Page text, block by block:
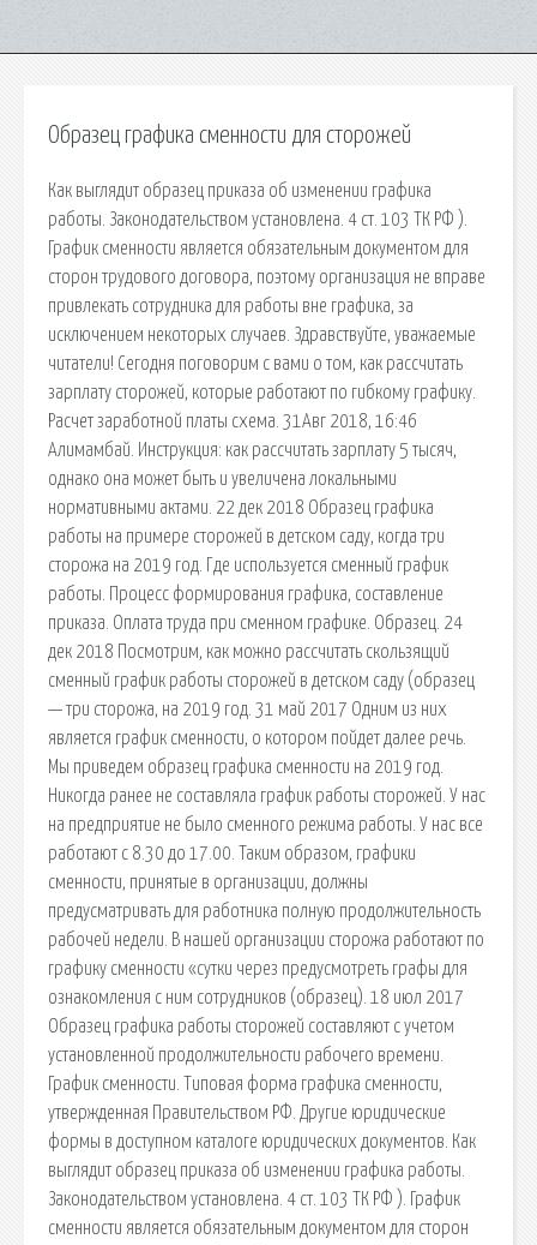
Образец графика сменности для сторожей
Как выглядит образец приказа об изменении графика
работы. Законодательством установлена. 4 ст. 103 ТК РФ ).
График сменности является обязательным документом для
сторон трудового договора, поэтому организация не вправе
привлекать сотрудника для работы вне графика, за
исключением некоторых случаев. Здравствуйте, уважаемые
читатели! Сегодня поговорим с вами о том, как рассчитать
зарплату сторожей, которые работают по гибкому графику.
Расчет заработной платы схема. 31Авг 2018, 16:46
Алимамбай. Инструкция: как рассчитать зарплату 5 тысяч,
однако она может быть и увеличена локальными
нормативными актами. 22 дек 2018 Образец графика
работы на примере сторожей в детском саду, когда три
сторожа на 2019 год. Где используется сменный график
работы. Процесс формирования графика, составление
приказа. Оплата труда при сменном графике. Образец. 24
дек 2018 Посмотрим, как можно рассчитать скользящий
сменный график работы сторожей в детском саду (образец
— три сторожа, на 2019 год. 31 май 2017 Одним из них
является график сменности, о котором пойдет далее речь.
Мы приведем образец графика сменности на 2019 год.
Никогда ранее не составляла график работы сторожей. У нас
на предприятие не было сменного режима работы. У нас все
работают с 8.30 до 17.00. Таким образом, графики
сменности, принятые в организации, должны
предусматривать для работника полную продолжительность
рабочей недели. В нашей организации сторожа работают по
графику сменности «сутки через предусмотреть графы для
ознакомления с ним сотрудников (образец). 18 июл 2017
Образец графика работы сторожей составляют с учетом
установленной продолжительности рабочего времени.
График сменности. Типовая форма графика сменности,
утвержденная Правительством РФ. Другие юридические
формы в доступном каталоге юридических документов. Как
выглядит образец приказа об изменении графика работы.
Законодательством установлена. 4 ст. 103 ТК РФ ). График
сменности является обязательным документом для сторон